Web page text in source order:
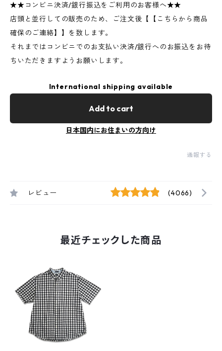
★★コンビニ決済/銀行振込をご利用のお客様へ★★
店頭と並行しての販売のため、ご注文後【【こちらから商品
確保のご連絡】】を致します。
それまではコンビニでのお支払い決済/銀行へのお振込をお待
ちいただきますようお願いします。
International shipping available
Add to cart
日本国内にお住まいの方向け
通報する
レビュー (4066)
最近チェックした商品